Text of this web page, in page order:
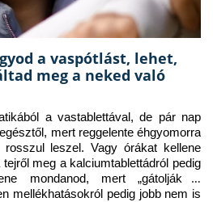
a vaspótlást, lehet,
meg a neked való
a vastablettával, de pár nap
mert reggelente éhgyomorra
rosszul leszel. Vagy órákat kellene
meg a kalciumtablettádról pedig
mondanod, mert „gátolják a
mellékhatásokról pedig jobb nem is